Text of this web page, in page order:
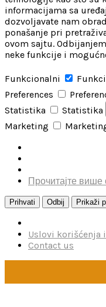
informacijama sa
dozvoljavate nam
ponašanje pri
ovom sajtu.
neke funkcije i
Funkcionalni
Preferences
Statistika
Statistika
Marketing
Прочитајте
Prihvati Odbij Prikaži
Uslovi
Contact us